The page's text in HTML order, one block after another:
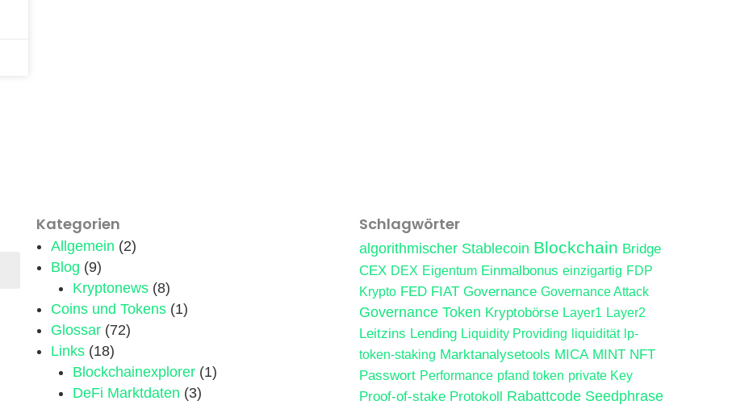
Kategorien
Allgemein (2)
Blog (9)
Kryptonews(8)
Coins und Tokens(1)
Glossar(72)
Links(18)
Blockchainexplorer(1)
DeFi Marktdaten (3)
Schlagwörter
algorithmischer Stablecoin Blockchain Bridge
CEX DEX Eigentum Einmalbonus einzigartig FDP
Krypto FED FIAT Governance Governance Attack
Governance Token Kryptobörse Layer1 Layer2
Leitzins Lending Liquidity Providing liquidität lp-
token-staking Marktanalysetools MICA MINT NFT
Passwort Performance pfand token private Key
Proof-of-stake Protokoll Rabattcode Seedphrase